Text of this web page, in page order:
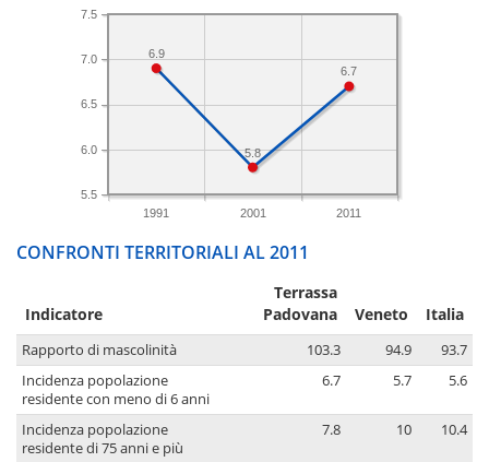
1991 2001 2011
5.5
6.0
6.5
7.0
7.5
6.7
5.8
6.9
CONFRONTI TERRITORIALI AL 2011
Indicatore
Terrassa
Padovana
Veneto Italia
Rapporto di mascolinità 103.3 94.9
93.7
Incidenza popolazione
residente con meno di 6 anni
6.7 5.7 5.6
Incidenza popolazione
residente di 75 anni e più
7.8 10 10.4